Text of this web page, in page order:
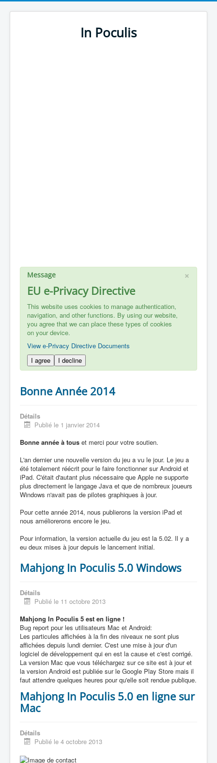
In Poculis
×
Message
EU e-Privacy Directive
This website uses cookies to manage authentication,
navigation, and other functions. By using our website,
you agree that we can place these types of cookies
on your device.
View e-Privacy Directive Documents
I agree
I decline
Bonne Année 2014
Détails
Publié le 1 janvier 2014
Bonne année à tous et merci pour votre soutien.
L'an dernier une nouvelle version du jeu a vu le jour. Le jeu a
été totalement réécrit pour le faire fonctionner sur Android et
iPad. C'était d'autant plus nécessaire que Apple ne supporte
plus directement le langage Java et que de nombreux joueurs
Windows n'avait pas de pilotes graphiques à jour.
Pour cette année 2014, nous publierons la version iPad et
nous améliorerons encore le jeu.
Pour information, la version actuelle du jeu est la 5.02. Il y a
eu deux mises à jour depuis le lancement initial.
Mahjong In Poculis 5.0 Windows
Détails
Publié le 11 octobre 2013
Mahjong In Poculis 5 est en ligne !
Bug report pour les utilisateurs Mac et Android:
Les particules affichées à la fin des niveaux ne sont plus
affichées depuis lundi dernier. C'est une mise à jour d'un
logiciel de développement qui en est la cause et c'est corrigé.
La version Mac que vous téléchargez sur ce site est à jour et
la version Android est publiée sur le Google Play Store mais il
faut attendre quelques heures pour qu'elle soit rendue publique.
Mahjong In Poculis 5.0 en ligne sur
Mac
Détails
Publié le 4 octobre 2013